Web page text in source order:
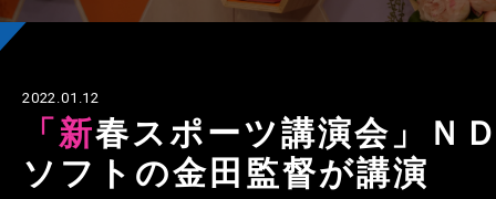
2022.01.12
「新春スポーツ講演会」ＮＤ
ソフトの金田監督が講演